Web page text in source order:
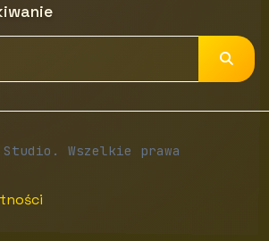
Wszelkie prawa